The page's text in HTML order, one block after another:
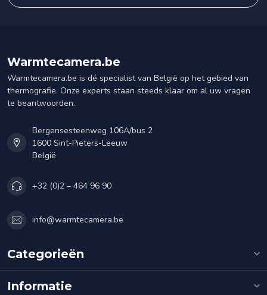
Warmtecamera.be
Warmtecamera.be is dé specialist van België op het gebied van
thermografie. Onze experts staan steeds klaar om al uw vragen
te beantwoorden.
Bergensesteenweg 106A/bus 2
1600 Sint-Pieters-Leeuw
België
+32 (0)2 – 464 96 90
info@warmtecamera.be
Categorieën
Informatie